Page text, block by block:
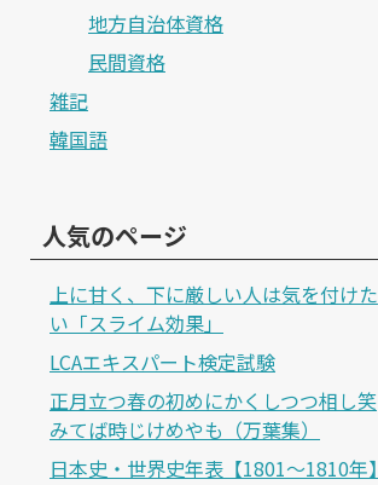
地方自治体資格
民間資格
雑記
韓国語
人気のページ
上に甘く、下に厳しい人は気を付けた
い「スライム効果」
LCAエキスパート検定試験
正月立つ春の初めにかくしつつ相し笑
みてば時じけめやも（万葉集）
日本史・世界史年表【1801～1810年】